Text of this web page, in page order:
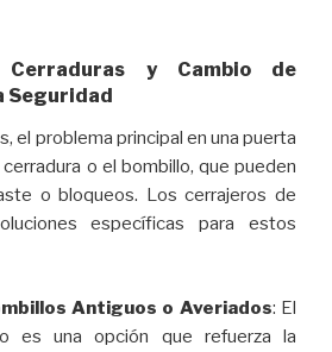
Cerraduras y Cambio de
Seguridad
el problema principal en una puerta
o el bombillo, que pueden
o bloqueos. Los cerrajeros de
específicas para estos
Antiguos o Averiados: El
es una opción que refuerza la